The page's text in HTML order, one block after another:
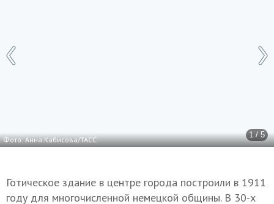
1 / 5
Фото: Анна Кабисова/ТАСС
Готическое здание в центре города построили в 1911
году для многочисленной немецкой общины. В 30-х